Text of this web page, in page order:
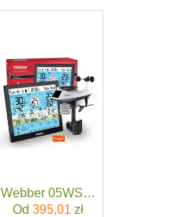
Webber 05WS603
Od395,01 zł